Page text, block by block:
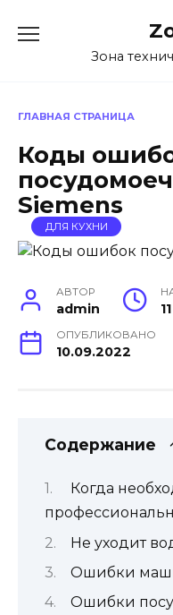
содержаниюЗона
ГЛАВНАЯ СТРАНИЦА
Коды
Siemens
ДЛЯ КУХНИ
АВТОР
admin
ОПУБЛИКОВАНО
10.09.2022
Содержание
Когда
Не уходит
Ошибки
Ошибки